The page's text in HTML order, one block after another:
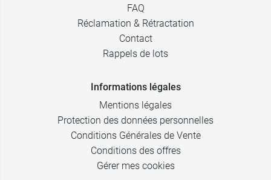
FAQ
Réclamation & Rétractation
Contact
Rappels de lots
Informations légales
Mentions légales
Protection des données personnelles
Conditions Générales de Vente
Conditions des offres
Gérer mes cookies